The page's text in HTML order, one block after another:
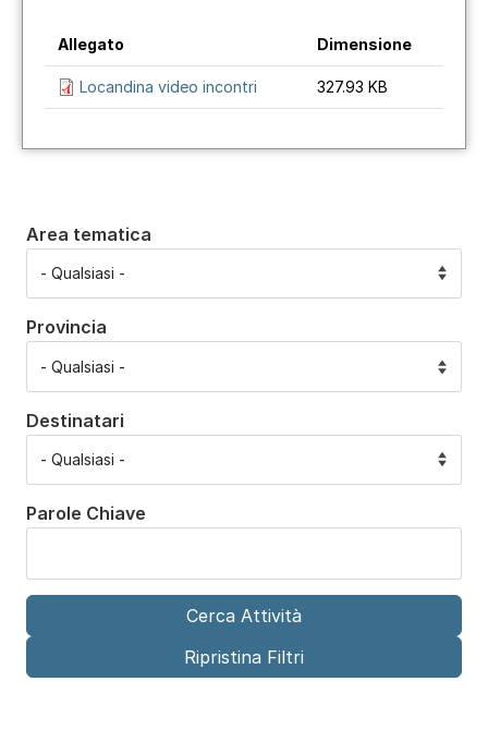
Allegato Dimensione
Locandina video incontri 327.93 KB
Area tematica
Provincia
Destinatari
Parole Chiave